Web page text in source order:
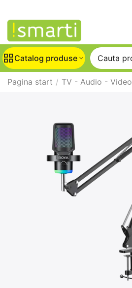
Catalog produse
Pagina start / TV - Audio - Video